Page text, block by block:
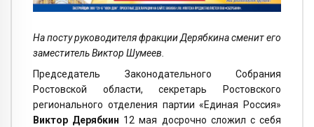
На посту руководителя фракции Дерябкина сменит его
заместитель Виктор Шумеев.
Председатель Законодательного Собрания
Ростовской области, секретарь Ростовского
регионального отделения партии «Единая Россия»
Виктор Дерябкин 12 мая досрочно сложил с себя